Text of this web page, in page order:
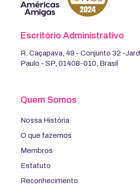
Escritório Administrativo
R. Caçapava, 49 - Conjunto 32 -
Paulo - SP, 01408-010, Brasil
Quem Somos
Nossa História
O que fazemos
Membros
Estatuto
Reconhecimento